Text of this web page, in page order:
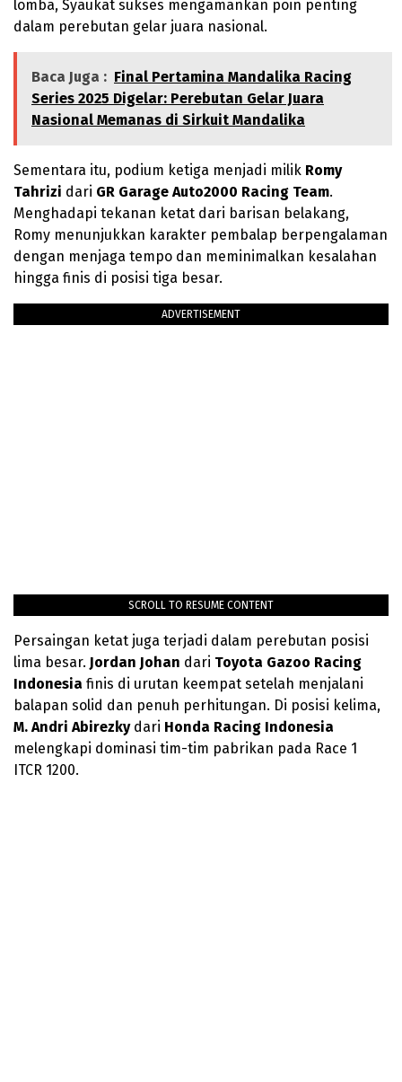
lomba, Syaukat sukses mengamankan poin penting
dalam perebutan gelar juara nasional.
Baca Juga : Final Pertamina Mandalika Racing
Series 2025 Digelar: Perebutan Gelar Juara
Nasional Memanas di Sirkuit Mandalika
Sementara itu, podium ketiga menjadi milik Romy
Tahrizi dari GR Garage Auto2000 Racing Team.
Menghadapi tekanan ketat dari barisan belakang,
Romy menunjukkan karakter pembalap berpengalaman
dengan menjaga tempo dan meminimalkan kesalahan
hingga finis di posisi tiga besar.
ADVERTISEMENT
SCROLL TO RESUME CONTENT
Persaingan ketat juga terjadi dalam perebutan posisi
lima besar. Jordan Johan dari Toyota Gazoo Racing
Indonesia finis di urutan keempat setelah menjalani
balapan solid dan penuh perhitungan. Di posisi kelima,
M. Andri Abirezkydari Honda Racing Indonesia
melengkapi dominasi tim-tim pabrikan pada Race 1
ITCR 1200.